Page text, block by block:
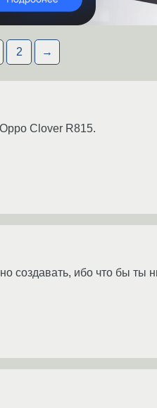
2 →
Clover R815.
создавать, ибо что бы ты